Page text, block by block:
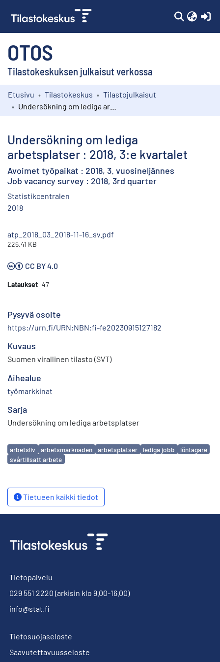
OTOS
Tilastokeskuksen julkaisut verkossa
Kokoelmat
Etusivu Tilastokeskus
Tilastojulkaisut
Undersökning om lediga
arbetsplatser : 2018, 3:e kvartalet
Avoimet työpaikat : 2018, 3. vuosineljännes
Job vacancy survey : 2018, 3rd quarter
Statistikcentralen
2018
atp_2018_03_2018-11-16_sv.pdf
226.41 KB
CC BY 4.0
Lataukset 47
Pysyvä osoite
https://urn.fi/URN:NBN:fi-fe20230915127182
Kuvaus
Suomen virallinen tilasto (SVT)
Aihealue
työmarkkinat
Sarja
Undersökning om lediga arbetsplatser
Avainsanat
arbetsliv arbetsmarknaden arbetsplatser lediga jobb
löntagare
svårtillsatt arbete
Tietueen kaikki tiedot
Tietopalvelu
029 551 2220 (arkisin klo 9.00-16.00)
info@stat.fi
Tietosuojaseloste
Saavutettavuusseloste